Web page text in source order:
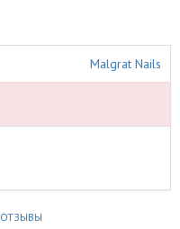
Malgrat Nails
ОТЗЫВЫ